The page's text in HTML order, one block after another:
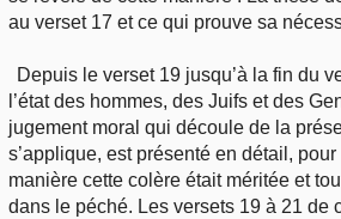
au verset 17 et ce qui prouve sa
Depuis le verset 19 jusqu’à la fin du
l’état des hommes, des Juifs et des
jugement moral qui découle de la
s’applique, est présenté en détail,
manière cette colère était méritée et
dans le péché. Les versets 19 à 21 de